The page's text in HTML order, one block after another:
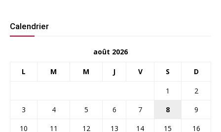
Calendrier
août 2026
L M M J V S D
1
2
3
4 5 6 7 8
9
10
11 12 13 14 15
16